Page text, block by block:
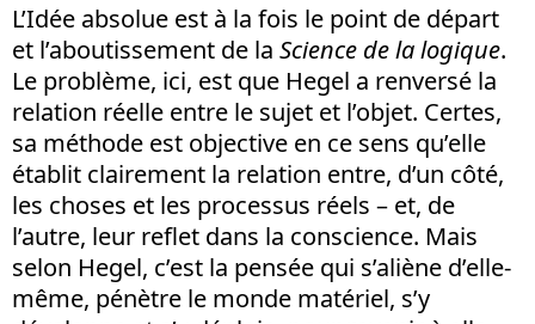
L’Idée absolue est à la fois le point de départ
et l’aboutissement de la Science de la logique.
Le problème, ici, est que Hegel a renversé la
relation réelle entre le sujet et l’objet. Certes,
sa méthode est objective en ce sens qu’elle
établit clairement la relation entre, d’un côté,
les choses et les processus réels – et, de
l’autre, leur reflet dans la conscience. Mais
selon Hegel, c’est la pensée qui s’aliène d’elle-
même, pénètre le monde matériel, s’y